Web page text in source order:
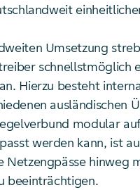
Umsetzung
schnellstmöglich
Hierzu besteht
ausländischen
modular
werden kann, ist
Netzengpässe hinweg
beeinträchtigen.